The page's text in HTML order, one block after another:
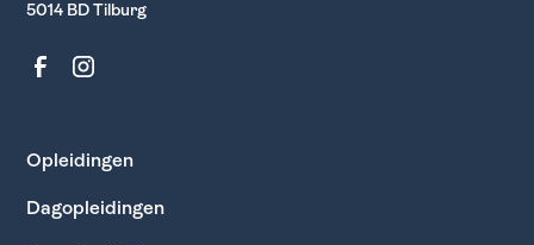
5014 BD Tilburg
Opleidingen
Dagopleidingen